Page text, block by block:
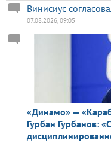
Винисиус
07.08.2026, 09:05
«Динамо» —
Гурбан Гурбанов: